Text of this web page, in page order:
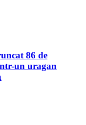
86 de
un uragan